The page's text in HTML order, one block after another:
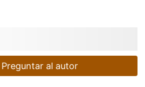
Preguntar al autor